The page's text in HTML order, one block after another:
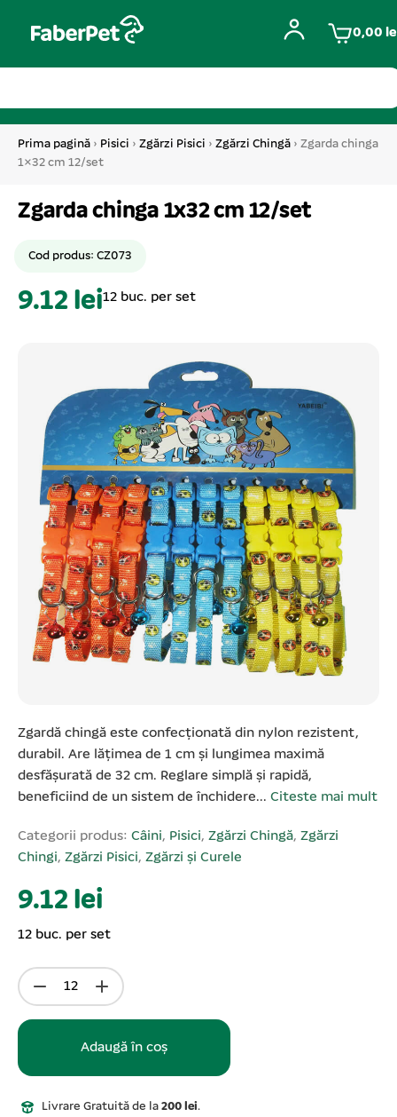
0,00
Prima pagină › Pisici › Zgărzi Pisici › Zgărzi Chingă › Zgarda chinga
1×32 cm 12/set
Zgarda chinga 1x32 cm 12/set
Cod produs: CZ073
9.12 lei12 buc. per set
Zgardă chingă este confecționată din nylon rezistent,
durabil. Are lățimea de 1 cm și lungimea maximă
desfășurată de 32 cm. Reglare simplă și rapidă,
beneficiind de un sistem de închidere... Citeste mai mult
Categorii produs: Câini, Pisici, Zgărzi Chingă, Zgărzi
Chingi, Zgărzi Pisici, Zgărzi și Curele
9.12 lei
12 buc. per set
Adaugă în coș
Livrare Gratuită de la 200 lei.